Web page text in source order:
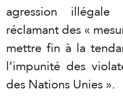
agression
réclamant des «
mettre fin à la
l’impunité des
des Nations Unies ».